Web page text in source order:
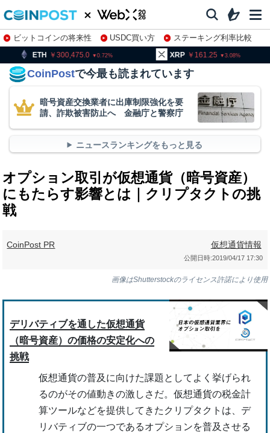
ビットコインの将来性 USDC買い方
ステーキング利率比較
株特集・関連銘柄
0.72 XRP 3.08 BNB
CoinPostで今最も読まれています
暗号資産交換業者に出庫制限強化を要
請、詐欺被害防止へ 金融庁と警察庁
ニュースランキングをもっと見る
オプション取引が仮想通貨（暗号資産）
にもたらす影響とは｜クリプタクトの挑
戦
CoinPost PR 仮想通貨情報
公開日時:2019/04/17 17:30
画像はShutterstockのライセンス許諾により使用
デリバティブを通した仮想通貨
（暗号資産）の価格の安定化への
挑戦
仮想通貨の普及に向けた課題としてよく挙げられ
るのがその値動きの激しさだ。仮想通貨の税金計
算ツールなどを提供してきたクリプタクトは、デ
リバティブの一つであるオプションを普及させる